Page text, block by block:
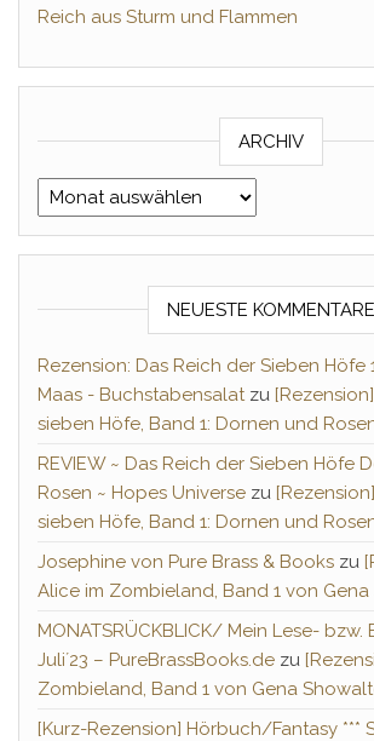
Reich aus Sturm und Flammen
ARCHIV
Archiv
NEUESTE KOMMENTARE
Rezension: Das Reich der Sieben Höfe
Maas - Buchstabensalatzu
sieben Höfe, Band 1: Dornen und
REVIEW ~ Das Reich der Sieben Höfe
Rosen ~ Hopes Universe zu
sieben Höfe, Band 1: Dornen und
Josephine von Pure Brass & Books zu
Alice im Zombieland, Band 1 von
MONATSRÜCKBLICK/ Mein Lese-
Juli´23 – PureBrassBooks.de zu
Zombieland, Band 1 von Gena
[Kurz-Rezension] Hörbuch/Fantasy ***